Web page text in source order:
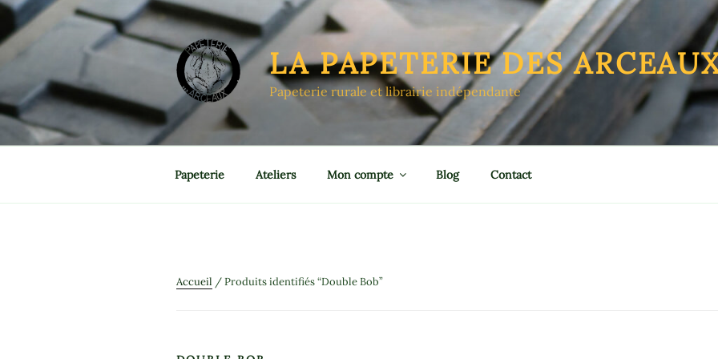
Aller
au
contenu
LA PAPETERIE DES
Papeterie rurale et librairie indépendante
Papeterie Ateliers Mon compte Blog Contact
Accueil / Produits identifiés “Double Bob”